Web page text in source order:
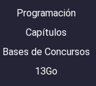
Programación
Capítulos
Bases de Concursos
13Go